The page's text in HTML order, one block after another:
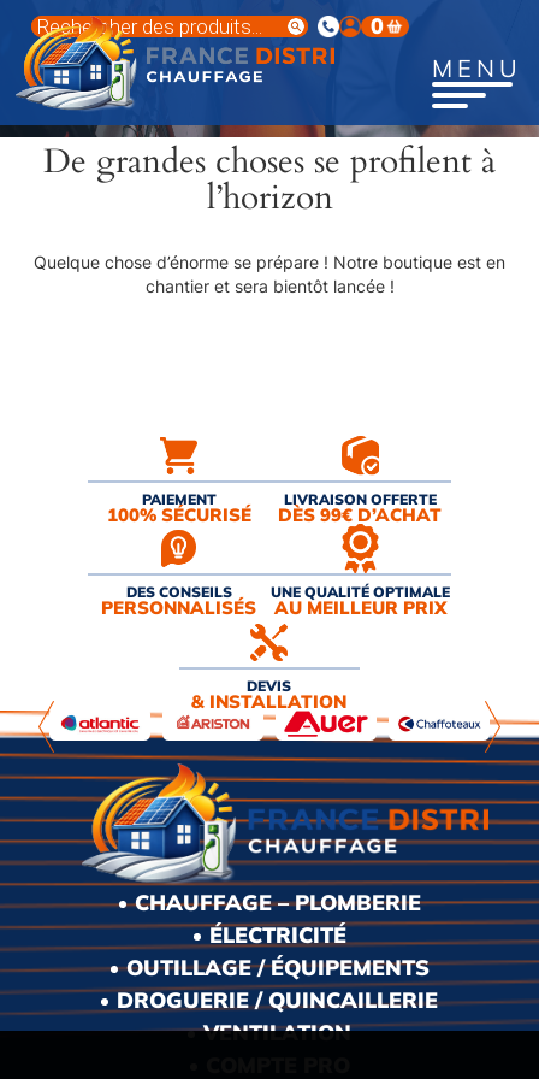
contenu
principal
Recherche
de
produits
0
MENU
De grandes choses se profilent à
l’horizon
Quelque chose d’énorme se prépare ! Notre boutique est en
chantier et sera bientôt lancée !
PAIEMENT
100% SÉCURISÉ
LIVRAISON OFFERTE
DÈS 99€ D’ACHAT
DES CONSEILS
PERSONNALISÉS
UNE QUALITÉ OPTIMALE
AU MEILLEUR PRIX
DEVIS
& INSTALLATION
CHAUFFAGE – PLOMBERIE
ÉLECTRICITÉ
OUTILLAGE / ÉQUIPEMENTS
DROGUERIE / QUINCAILLERIE
VENTILATION